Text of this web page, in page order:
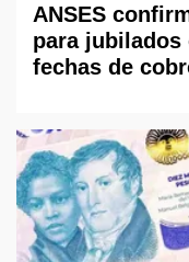
ANSES
para jubilados
fechas de